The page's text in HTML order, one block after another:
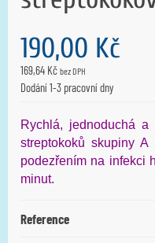
190,00 Kč
169,64 Kč bez DPH
Dodání 1-3 pracovní dny
Rychlá, jednoduchá a
streptokoků skupiny
podezřením na infekci
minut.
Reference